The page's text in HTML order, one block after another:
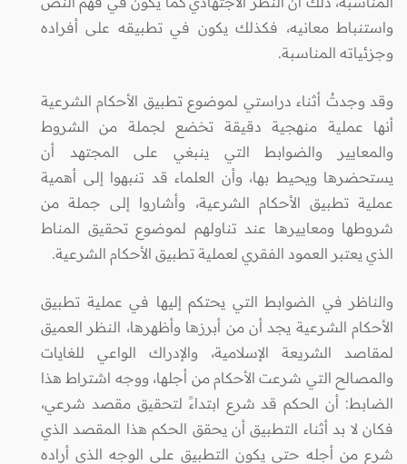
واستنباط معانيه، فكذلك يكون في تطبيقه على أفراده
وجزئياته المناسبة.
وقد وجدتُ أثناء دراستي لموضوع تطبيق الأحكام الشرعية
أنها عملية منهجية دقيقة تخضع لجملة من الشروط
والمعايير والضوابط التي ينبغي على المجتهد أن
يستحضرها ويحيط بها، وأن العلماء قد تنبهوا إلى أهمية
عملية تطبيق الأحكام الشرعية، وأشاروا إلى جملة من
شروطها ومعاييرها عند تناولهم لموضوع تحقيق المناط
الذي يعتبر العمود الفقري لعملية تطبيق الأحكام الشرعية.
والناظر في الضوابط التي يحتكم إليها في عملية تطبيق
الأحكام الشرعية يجد أن من أبرزها وأظهرها، النظر العميق
لمقاصد الشريعة الإسلامية، والإدراك الواعي للغايات
والمصالح التي شرعت الأحكام من أجلها، ووجه اشتراط هذا
الضابط: أن الحكم قد شرع ابتداءً لتحقيق مقصد شرعي،
فكان لا بد أثناء التطبيق أن يحقق الحكم هذا المقصد الذي
شرع من أجله حتى يكون التطبيق على الوجه الذي أراده